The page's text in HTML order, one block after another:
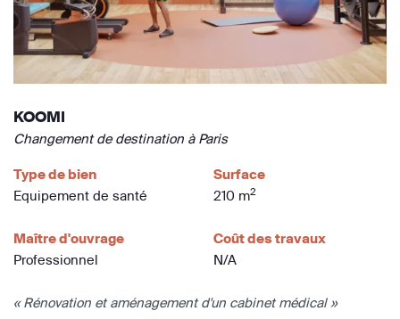
KOOMI
Changement de destination à Paris
Type de bien
Equipement de santé
Surface
210 m2
Maître d'ouvrage
Professionnel
Coût des travaux
N/A
« Rénovation et aménagement d'un cabinet médical »